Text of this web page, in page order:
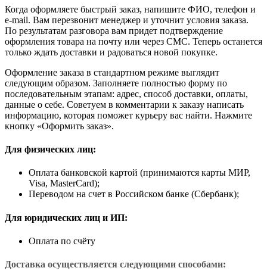
Когда оформляете быстрый заказ, напишите ФИО, телефон и
e-mail. Вам перезвонит менеджер и уточнит условия заказа.
По результатам разговора вам придет подтверждение
оформления товара на почту или через СМС. Теперь останется
только ждать доставки и радоваться новой покупке.
Оформление заказа в стандартном режиме выглядит
следующим образом. Заполняете полностью форму по
последовательным этапам: адрес, способ доставки, оплаты,
данные о себе. Советуем в комментарии к заказу написать
информацию, которая поможет курьеру вас найти. Нажмите
кнопку «Оформить заказ».
Для физических лиц:
Оплата банковской картой (принимаются карты МИР,
Visa, MasterCard);
Переводом на счет в Российском банке (Сбербанк);
Для юридических лиц и ИП:
Оплата по счёту
Доставка осуществляется следующими способами: